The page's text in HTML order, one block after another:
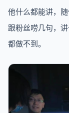
他什么都能讲，
跟粉丝唠几句，
都做不到。